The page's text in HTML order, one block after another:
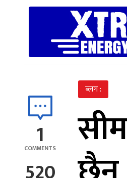
1
COMMENTS
ब्लग :